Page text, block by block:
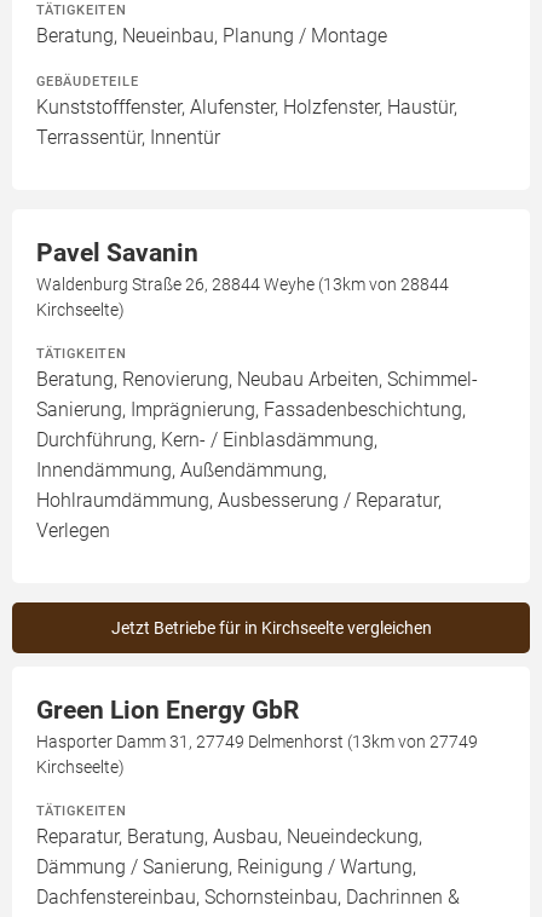
TÄTIGKEITEN
Beratung, Neueinbau, Planung / Montage
GEBÄUDETEILE
Kunststofffenster, Alufenster, Holzfenster, Haustür,
Terrassentür, Innentür
Pavel Savanin
Waldenburg Straße 26, 28844 Weyhe (13km von 28844
Kirchseelte)
TÄTIGKEITEN
Beratung, Renovierung, Neubau Arbeiten, Schimmel-
Sanierung, Imprägnierung, Fassadenbeschichtung,
Durchführung, Kern- / Einblasdämmung,
Innendämmung, Außendämmung,
Hohlraumdämmung, Ausbesserung / Reparatur,
Verlegen
Jetzt Betriebe für in Kirchseelte vergleichen
Green Lion Energy GbR
Hasporter Damm 31, 27749 Delmenhorst (13km von 27749
Kirchseelte)
TÄTIGKEITEN
Reparatur, Beratung, Ausbau, Neueindeckung,
Dämmung / Sanierung, Reinigung / Wartung,
Dachfenstereinbau, Schornsteinbau, Dachrinnen &